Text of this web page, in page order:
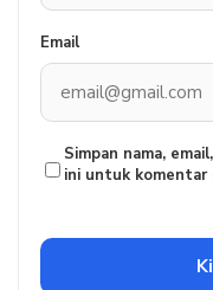
Email
Simpan nama,
ini untuk komentar